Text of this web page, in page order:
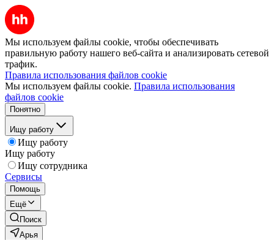
Мы используем файлы cookie, чтобы обеспечивать
правильную работу нашего веб-сайта и анализировать сетевой
трафик.
Правила использования файлов cookie
Мы используем файлы cookie. Правила использования
файлов cookie
Понятно
Ищу работу
Ищу работу
Ищу работу
Ищу сотрудника
Сервисы
Помощь
Ещё
Поиск
Арья